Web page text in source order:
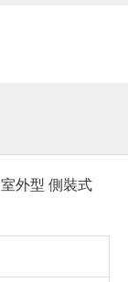
外型 側裝式